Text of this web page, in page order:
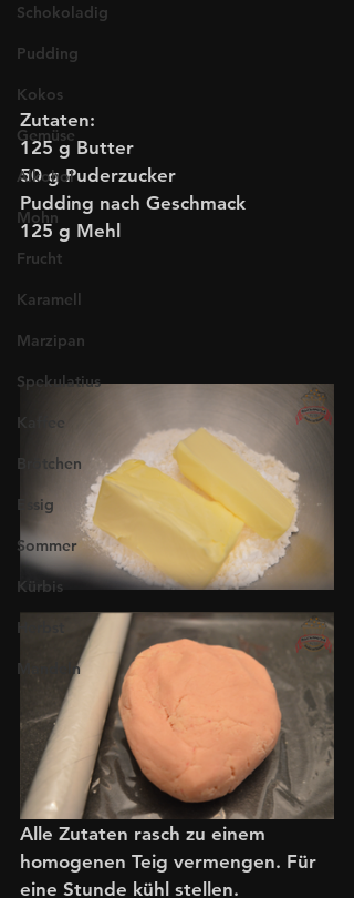
Schokoladig
Pudding
Kokos
Gemüse
Alkohol
Mohn
Frucht
Karamell
Marzipan
Spekulatius
Kaffee
Brötchen
Essig
Sommer
Kürbis
Herbst
Mandeln
Zutaten:
125 g Butter
50 g Puderzucker
Pudding nach Geschmack
125 g Mehl
Alle Zutaten rasch zu einem
homogenen Teig vermengen. Für
eine Stunde kühl stellen.